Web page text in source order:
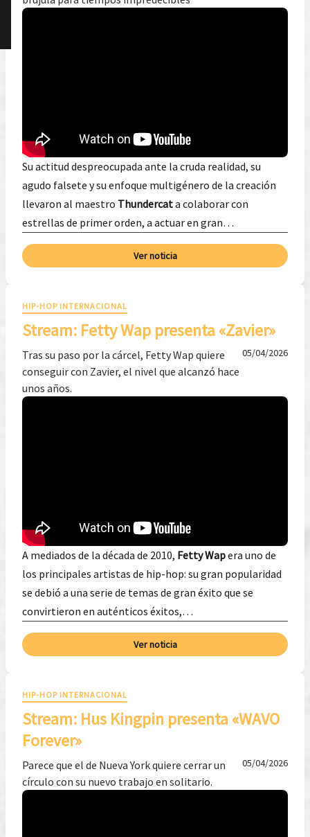
Su actitud despreocupada ante la cruda realidad, su
agudo falsete y su enfoque multigénero de la creación
llevaron al maestro Thundercata colaborar con
estrellas de primer orden, a actuar en gran…
Ver noticia
HIP-HOP INTERNACIONAL
Stream: Fetty Wap presenta «Zavier»
Tras su paso por la cárcel, Fetty Wap quiere
conseguir con Zavier, el nivel que alcanzó hace
unos años.
05/04/2026
A mediados de la década de 2010, Fetty Wapera uno de
los principales artistas de hip-hop: su gran popularidad
se debió a una serie de temas de gran éxito que se
convirtieron en auténticos éxitos,…
Ver noticia
HIP-HOP INTERNACIONAL
Stream: Hus Kingpin presenta «WAVO
Forever»
Parece que el de Nueva York quiere cerrar un
círculo con su nuevo trabajo en solitario.
05/04/2026